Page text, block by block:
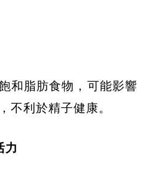
和脂肪食物，可能影響
不利於精子健康。
力